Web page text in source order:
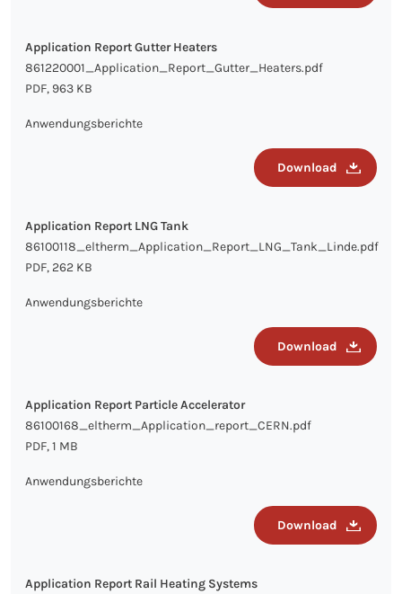
Application Report Gutter Heaters
861220001_Application_Report_Gutter_Heaters.pdf
PDF, 963 KB
Anwendungsberichte
Download
Application Report LNG Tank
86100118_eltherm_Application_Report_LNG_Tank_Linde.pdf
PDF, 262 KB
Anwendungsberichte
Download
Application Report Particle Accelerator
86100168_eltherm_Application_report_CERN.pdf
PDF, 1 MB
Anwendungsberichte
Download
Application Report Rail Heating Systems